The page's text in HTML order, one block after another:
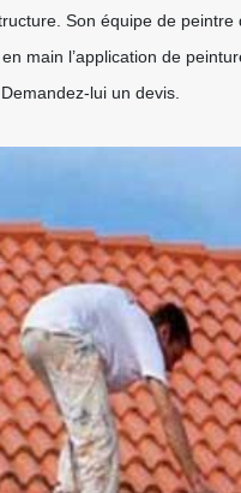
Son équipe de peintre
main l’application de
lui un devis.